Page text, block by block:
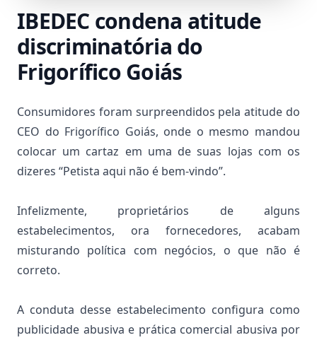
IBEDEC condena atitude
discriminatória do
Frigorífico Goiás
Consumidores foram surpreendidos pela atitude do
CEO do Frigorífico Goiás, onde o mesmo mandou
colocar um cartaz em uma de suas lojas com os
dizeres “Petista aqui não é bem-vindo”.
Infelizmente, proprietários de alguns
estabelecimentos, ora fornecedores, acabam
misturando política com negócios, o que não é
correto.
A conduta desse estabelecimento configura como
publicidade abusiva e prática comercial abusiva por